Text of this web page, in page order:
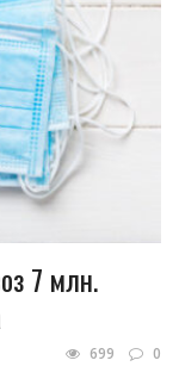
7 млн.
699 0